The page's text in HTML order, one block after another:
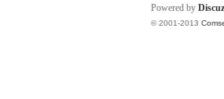
Powered by
© 2001-2013